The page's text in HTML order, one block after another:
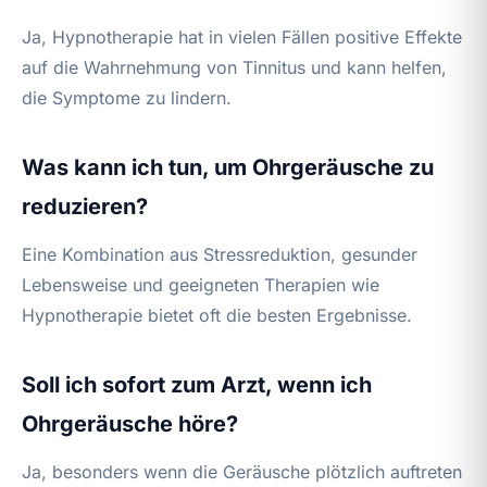
Ja, Hypnotherapie hat in vielen Fällen positive Effekte
auf die Wahrnehmung von Tinnitus und kann helfen,
die Symptome zu lindern.
Was kann ich tun, um Ohrgeräusche zu
reduzieren?
Eine Kombination aus Stressreduktion, gesunder
Lebensweise und geeigneten Therapien wie
Hypnotherapie bietet oft die besten Ergebnisse.
Soll ich sofort zum Arzt, wenn ich
Ohrgeräusche höre?
Ja, besonders wenn die Geräusche plötzlich auftreten